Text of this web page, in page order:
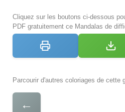
Cliquez sur les boutons ci-dessous
PDF gratuitement ce Mandalas de
Parcourir d'autres coloriages de cette
←